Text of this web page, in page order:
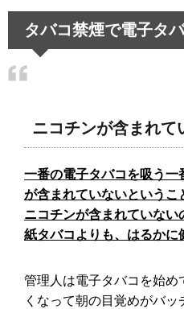
会社
になるビ
鼻の
タバコ禁煙で電子タ
ニコチンが含まれて
一番の電子タバコを吸う一
が含まれていないというこ
ニコチンが含まれていな
紙タバコよりも、はるかに
管理人は電子タバコを始め
くなって朝の目覚めがバッ